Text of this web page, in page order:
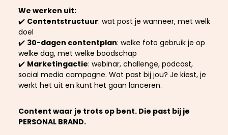
We werken uit:
✔️ Contentstructuur: wat post je wanneer, met welk
doel
✔️ 30-dagen contentplan: welke foto gebruik je op
welke dag, met welke boodschap
✔️ Marketingactie: webinar, challenge, podcast,
social media campagne. Wat past bij jou? Je kiest, je
werkt het uit en kunt het gaan lanceren.
Content waar je trots op bent. Die past bij je
PERSONAL BRAND.